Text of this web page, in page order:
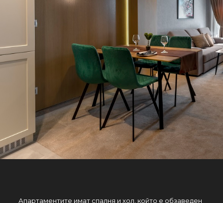
Апартаментите имат спалня и хол, който е обзаведен